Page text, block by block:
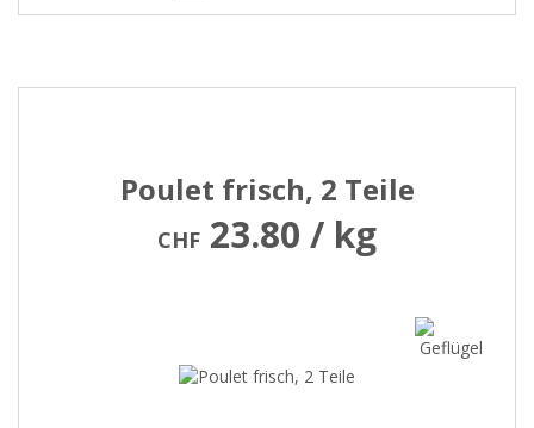
Poulet frisch, 2 Teile
CHF 23.80 / kg